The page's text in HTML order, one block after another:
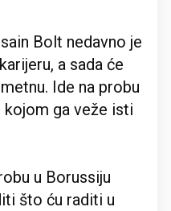
Bolt nedavno je
a sada će
Ide na probu
kojom ga veže isti
u Borussiju
što ću raditi u